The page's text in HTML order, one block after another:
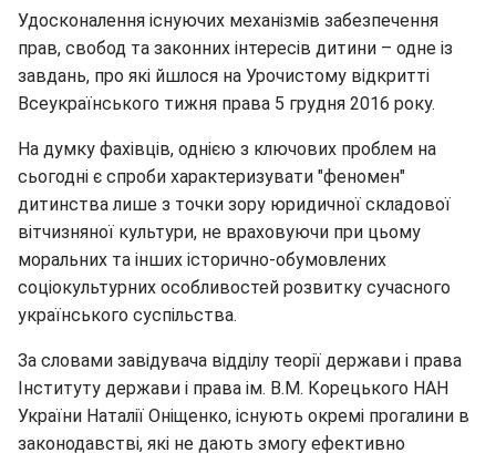
Удосконалення існуючих механізмів забезпечення
прав, свобод та законних інтересів дитини – одне із
завдань, про які йшлося на Урочистому відкритті
Всеукраїнського тижня права 5 грудня 2016 року.
На думку фахівців, однією з ключових проблем на
сьогодні є спроби характеризувати "феномен"
дитинства лише з точки зору юридичної складової
вітчизняної культури, не враховуючи при цьому
моральних та інших історично-обумовлених
соціокультурних особливостей розвитку сучасного
українського суспільства.
За словами завідувача відділу теорії держави і права
Інституту держави і права ім. В.М. Корецького НАН
України Наталії Оніщенко, існують окремі прогалини в
законодавстві, які не дають змогу ефективно